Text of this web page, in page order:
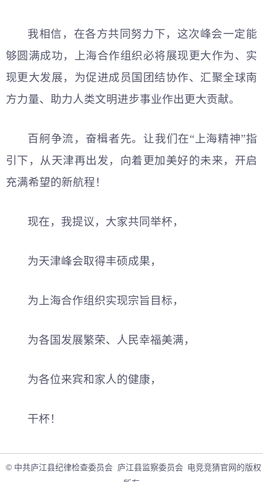
我相信，在各方共同努力下，这次峰会一定能
够圆满成功，上海合作组织必将展现更大作为、实
现更大发展，为促进成员国团结协作、汇聚全球南
方力量、助力人类文明进步事业作出更大贡献。
百舸争流，奋楫者先。让我们在“上海精神”指
引下，从天津再出发，向着更加美好的未来，开启
充满希望的新航程！
现在，我提议，大家共同举杯，
为天津峰会取得丰硕成果，
为上海合作组织实现宗旨目标，
为各国发展繁荣、人民幸福美满，
为各位来宾和家人的健康，
干杯！
© 中共庐江县纪律检查委员会 庐江县监察委员会 电竞竞猜官网的版权